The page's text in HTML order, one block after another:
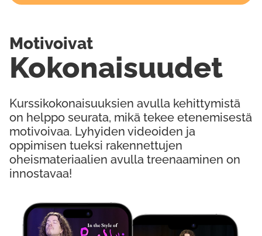
Kurssikokonaisuuksien avulla kehittymistä
on helppo seurata, mikä tekee etenemisestä
motivoivaa. Lyhyiden videoiden ja
oppimisen tueksi rakennettujen
oheismateriaalien avulla treenaaminen on
innostavaa!
Kokonaisuudet
Motivoivat